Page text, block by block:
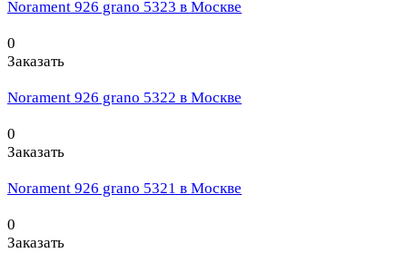
Norament 926 grano 5323 в Москве
0
Заказать
Norament 926 grano 5322 в Москве
0
Заказать
Norament 926 grano 5321 в Москве
0
Заказать